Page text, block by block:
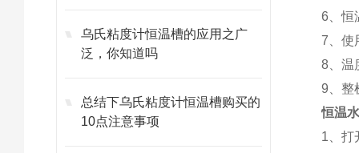
乌氏粘度计恒温槽的应用之广
泛，你知道吗
总结下乌氏粘度计恒温槽购买的
10点注意事项
6、
7、使
8、
9、
恒温
1、打